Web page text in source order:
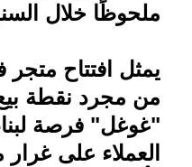
ملحوظًا خلال
يمثل افتتاح متجر
من مجرد نقطة
"غوغل" فرصة
العملاء على غرار